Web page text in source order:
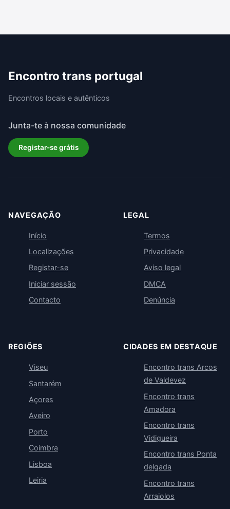
Encontro trans portugal
Encontros locais e autênticos
Junta-te à nossa comunidade
Registar-se grátis
NAVEGAÇÃO
Início
Localizações
Registar-se
Iniciar sessão
Contacto
LEGAL
Termos
Privacidade
Aviso legal
DMCA
Denúncia
REGIÕES
Viseu
Santarém
Açores
Aveiro
Porto
Coimbra
Lisboa
Leiria
CIDADES EM DESTAQUE
Encontro trans Arcos
de Valdevez
Encontro trans
Amadora
Encontro trans
Vidigueira
Encontro trans Ponta
delgada
Encontro trans
Arraiolos